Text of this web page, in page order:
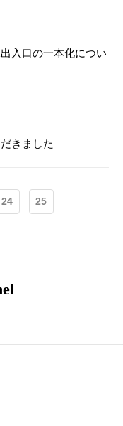
入口の一本化につい
きました
24 25